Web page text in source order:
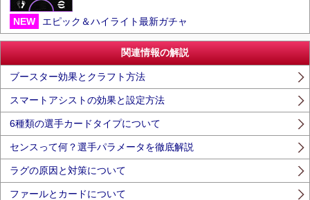
NEW エピック＆ハイライト最新ガチャ
関連情報の解説
ブースター効果とクラフト方法
スマートアシストの効果と設定方法
6種類の選手カードタイプについて
センスって何？選手パラメータを徹底解説
ラグの原因と対策について
ファールとカードについて